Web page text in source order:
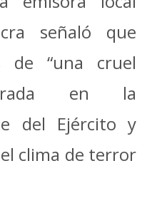
señaló que
“una cruel
en la
del Ejército y
clima de terror